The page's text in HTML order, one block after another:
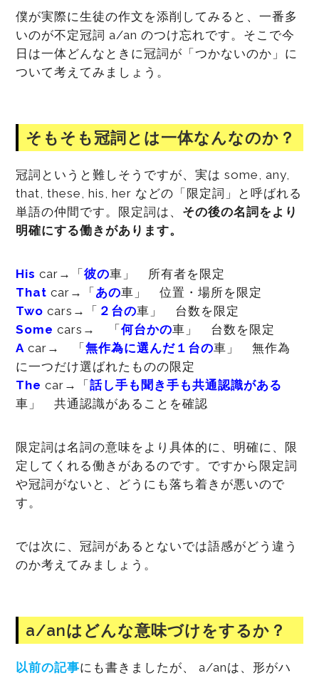
僕が実際に生徒の作文を添削してみると、一番多
いのが不定冠詞 a/an のつけ忘れです。そこで今
日は一体どんなときに冠詞が「つかないのか」に
ついて考えてみましょう。
そもそも冠詞とは一体なんなのか？
冠詞というと難しそうですが、実は some, any,
that, these, his, her などの「限定詞」と呼ばれる
単語の仲間です。限定詞は、 その後の名詞をより
明確にする働きがあります。
His car→「彼の車」 所有者を限定
That car→「 あの車」 位置・場所を限定
Two cars→「 ２台の車」 台数を限定
Some cars→ 「何台かの車」 台数を限定
A car→ 「無作為に選んだ１台の車」 無作為
に一つだけ選ばれたものの限定
The car→「話し手も聞き手も共通認識がある
車」 共通認識があることを確認
限定詞は名詞の意味をより具体的に、明確に、限
定してくれる働きがあるのです。ですから限定詞
や冠詞がないと、どうにも落ち着きが悪いので
す。
では次に、冠詞があるとないでは語感がどう違う
のか考えてみましょう。
a/anはどんな意味づけをするか？
以前の記事にも書きましたが、 a/anは、形がハ